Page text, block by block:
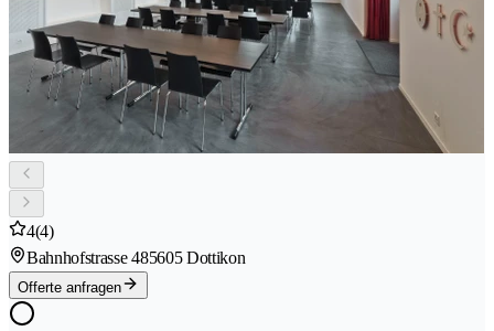
4(4)
Bahnhofstrasse 485605 Dottikon
Offerte anfragen